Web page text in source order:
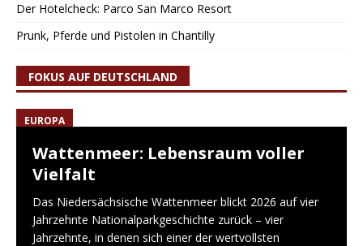
Der Hotelcheck: Parco San Marco Resort
Prunk, Pferde und Pistolen in Chantilly
FOKUS AUF DEUTSCHLAND
EUROPA
Wattenmeer: Lebensraum voller
Vielfalt
Das Niedersächsische Wattenmeer blickt 2026 auf vier
Jahrzehnte Nationalparkgeschichte zurück – vier
Jahrzehnte, in denen sich einer der wertvollsten